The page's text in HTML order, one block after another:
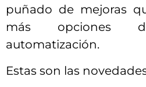
puñado de mejoras
más opciones
automatización.
Estas son las